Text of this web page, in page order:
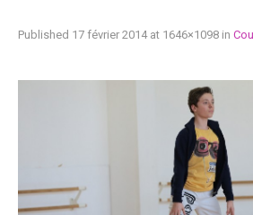
Published 17 février 2014at 1646×1098 in